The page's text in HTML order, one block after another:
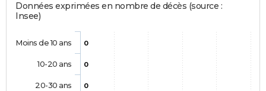
Données exprimées en nombre de décès (source :
Insee)
0
0
0
Moins de 10 ans
10-20 ans
20-30 ans